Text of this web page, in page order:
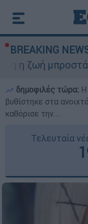
BREAKING
μου»
δημοφιλές τώρα: Η
βυθίστηκε στα
καθόρισε την...
Τελευταία